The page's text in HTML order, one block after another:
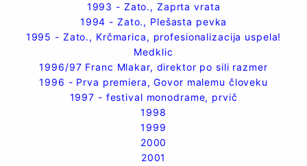
1993 - Zato., Zaprta vrata
1994 - Zato., Plešasta pevka
1995 - Zato., Krčmarica, profesionalizacija uspela!
Medklic
1996/97 Franc Mlakar, direktor po sili razmer
1996 - Prva premiera, Govor malemu človeku
1997 - festival monodrame, prvič
1998
1999
2000
2001